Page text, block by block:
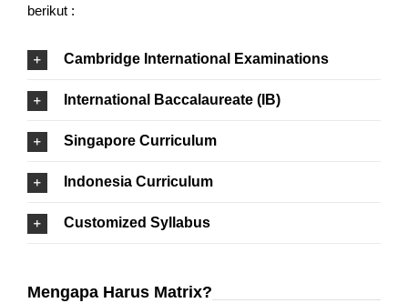
berikut :
Cambridge International Examinations
International Baccalaureate (IB)
Singapore Curriculum
Indonesia Curriculum
Customized Syllabus
Mengapa Harus Matrix?